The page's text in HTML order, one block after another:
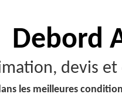
Debord
devis
les meilleures